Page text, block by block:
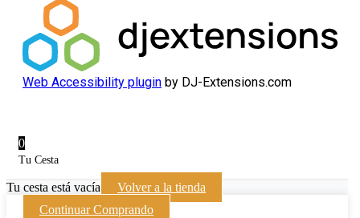
Web Accessibility plugin by DJ-Extensions.com
0
Tu Cesta
Tu cesta está vacía
Volver a la tienda
Continuar Comprando